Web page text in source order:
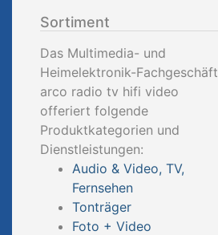
Sortiment
Das Multimedia- und
Heimelektronik-Fachgeschäft
arco radio tv hifi video
offeriert folgende
Produktkategorien und
Dienstleistungen:
Audio & Video, TV,
Fernsehen
Tonträger
Foto + Video